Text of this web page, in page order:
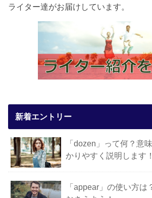
ライター達がお届けしています。
新着エントリー
「dozen」って何？意
かりやすく説明します！
「appear」の使い方は